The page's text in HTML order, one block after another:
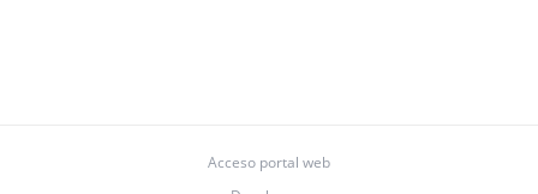
Acceso portal web